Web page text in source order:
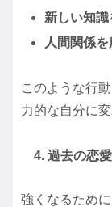
新しい知識
人間関係
このような行
力的な自分に
4. 過去の恋
強くなるため